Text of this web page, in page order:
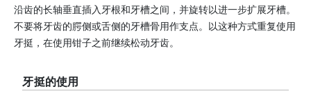
沿齿的长轴垂直插入牙根和牙槽之间，并旋转以进一步扩展牙槽。
不要将牙齿的腭侧或舌侧的牙槽骨用作支点。以这种方式重复使用
牙挺，在使用钳子之前继续松动牙齿。
牙挺的使用